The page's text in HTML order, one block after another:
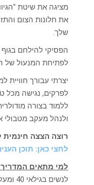
מציגה את שיטת
את חלונות הצום
שלך.
הפסיקי להילחם
לפתיחת המנעול של
יצרתי עבורך
לפרקים, נגישה מכל
ללמוד בצורה
ולנהל מעקב מטבולי
רוצה הצצה חינמית
לחצי כאן: תוכן
למי מתאים המדריך